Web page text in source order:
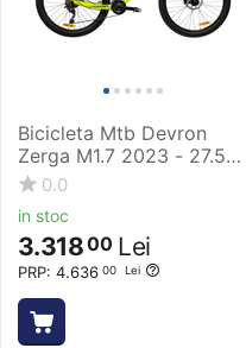
Bicicleta Mtb Devron
Zerga M1.7 2023 - 27.5
Inch, 520 mm, Verde
0.0
in stoc
PRP: 4.636 00 Lei
3.31800 Lei